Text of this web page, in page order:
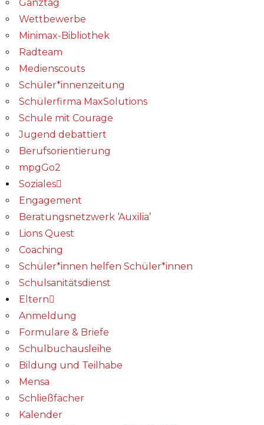
Ganztag
Wettbewerbe
Minimax-Bibliothek​
Radteam
Medienscouts
Schüler*innenzeitung
Schülerfirma MaxSolutions
Schule mit Courage
Jugend debattiert
Berufsorientierung
mpgGo2
Soziales
Engagement
Beratungsnetzwerk ‘Auxilia’
Lions Quest
Coaching
Schüler*innen helfen Schüler*innen
Schulsanitätsdienst
Eltern
Anmeldung
Formulare & Briefe
Schulbuchausleihe
Bildung und Teilhabe
Mensa
Schließfächer
Kalender